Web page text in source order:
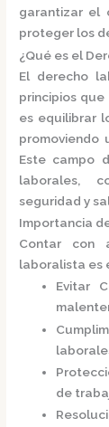
garantizar el
proteger los
¿Qué es el
El derecho
principios
es equilibrar
promoviendo
Este campo
laborales,
seguridad y
Importancia
Contar con
laboralista es
Evitar
de